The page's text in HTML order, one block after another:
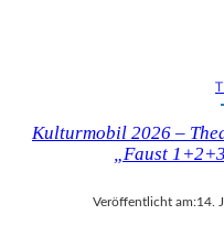
Kulturmobil 2026 –
„Faust
Veröffentlicht am:14.